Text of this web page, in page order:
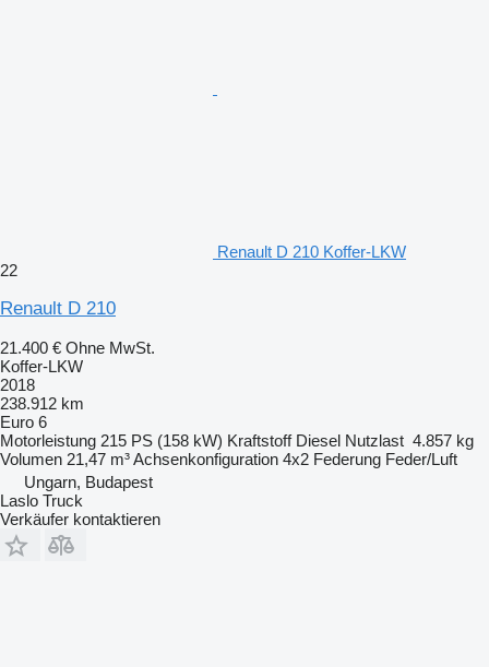
Renault D 210 Koffer-LKW
22
Renault D 210
21.400 € Ohne MwSt.
Koffer-LKW
2018
238.912 km
Euro 6
Motorleistung 215 PS (158 kW) Kraftstoff Diesel Nutzlast 4.857 kg
Volumen 21,47 m³Achsenkonfiguration 4x2 Federung Feder/Luft
Ungarn, Budapest
Laslo Truck
Verkäufer kontaktieren